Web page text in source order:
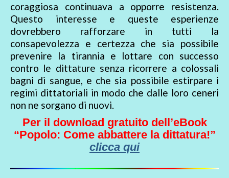
coraggiosa continuava a opporre resistenza.
Questo interesse e queste esperienze
dovrebbero rafforzare in tutti la
consapevolezza e certezza che sia possibile
prevenire la tirannia e lottare con successo
contro le dittature senza ricorrere a colossali
bagni di sangue, e che sia possibile estirpare i
regimi dittatoriali in modo che dalle loro ceneri
non ne sorgano di nuovi.
Per il download gratuito dell’eBook
“Popolo: Come abbattere la dittatura!”
clicca qui